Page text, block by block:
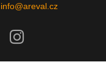
info@areval.cz